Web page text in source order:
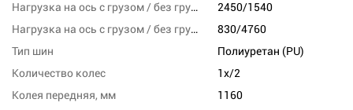
Нагрузка на ось с грузом / без груза, переднюю, кг
2450/1540
Нагрузка на ось с грузом / без груза, заднюю, кг
830/4760
Тип шин
Полиуретан (PU)
Количество колес
1x/2
Колея передняя, мм
1160